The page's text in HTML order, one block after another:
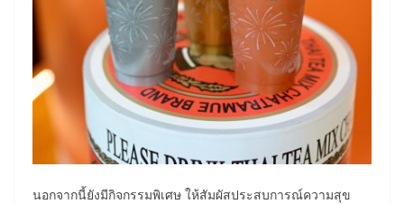
นอกจากนี้ยังมีกิจกรรมพิเศษ ให้สัมผัสประสบการณ์ความสุข